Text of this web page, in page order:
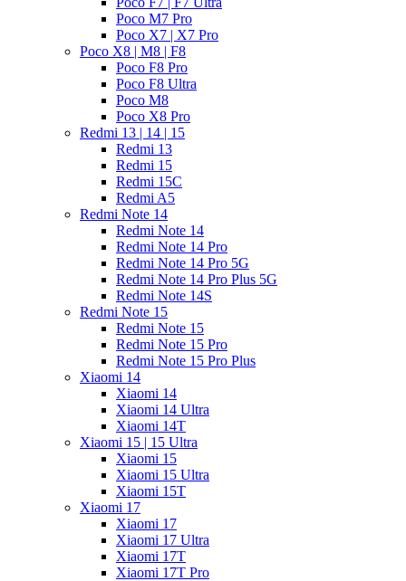
Poco M7 Pro
Poco X7 | X7 Pro
Poco X8 | M8 | F8
Poco F8 Pro
Poco F8 Ultra
Poco M8
Poco X8 Pro
Redmi 13 | 14 | 15
Redmi 13
Redmi 15
Redmi 15C
Redmi A5
Redmi Note 14
Redmi Note 14
Redmi Note 14 Pro
Redmi Note 14 Pro 5G
Redmi Note 14 Pro Plus 5G
Redmi Note 14S
Redmi Note 15
Redmi Note 15
Redmi Note 15 Pro
Redmi Note 15 Pro Plus
Xiaomi 14
Xiaomi 14
Xiaomi 14 Ultra
Xiaomi 14T
Xiaomi 15 | 15 Ultra
Xiaomi 15
Xiaomi 15 Ultra
Xiaomi 15T
Xiaomi 17
Xiaomi 17
Xiaomi 17 Ultra
Xiaomi 17T
Xiaomi 17T Pro